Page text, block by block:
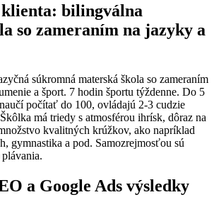
bilingválna
so zameraním na jazyky a
súkromná materská škola so zameraním
a šport. 7 hodin športu týždenne. Do 5
počítať do 100, ovládajú 2-3 cudzie
má triedy s atmosférou ihrísk, dôraz na
kvalitných krúžkov, ako napríklad
gymnastika a pod. Samozrejmosťou sú
a Google Ads výsledky